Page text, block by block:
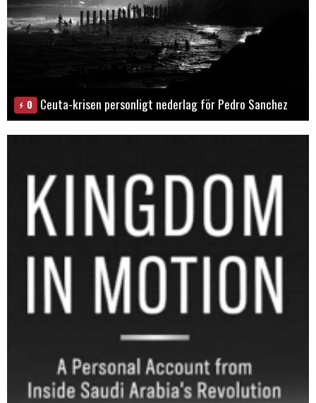
0 Ceuta-krisen personligt nederlag för Pedro Sanchez